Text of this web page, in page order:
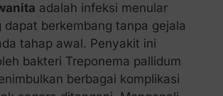
adalah infeksi menular
dapat berkembang tanpa gejala
tahap awal. Penyakit ini
bakteri Treponema pallidum
berbagai komplikasi